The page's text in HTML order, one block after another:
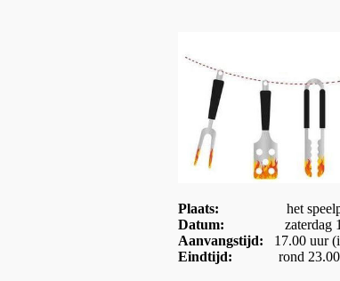
Plaats: het speelplein
Datum: zaterdag 16
Aanvangstijd: 17.00 uur
Eindtijd: rond 23.00